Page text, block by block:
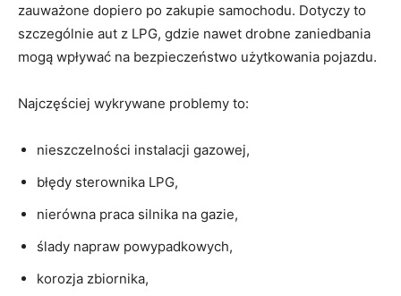
zauważone dopiero po zakupie samochodu. Dotyczy to
szczególnie aut z LPG, gdzie nawet drobne zaniedbania
mogą wpływać na bezpieczeństwo użytkowania pojazdu.
Najczęściej wykrywane problemy to:
nieszczelności instalacji gazowej,
błędy sterownika LPG,
nierówna praca silnika na gazie,
ślady napraw powypadkowych,
korozja zbiornika,